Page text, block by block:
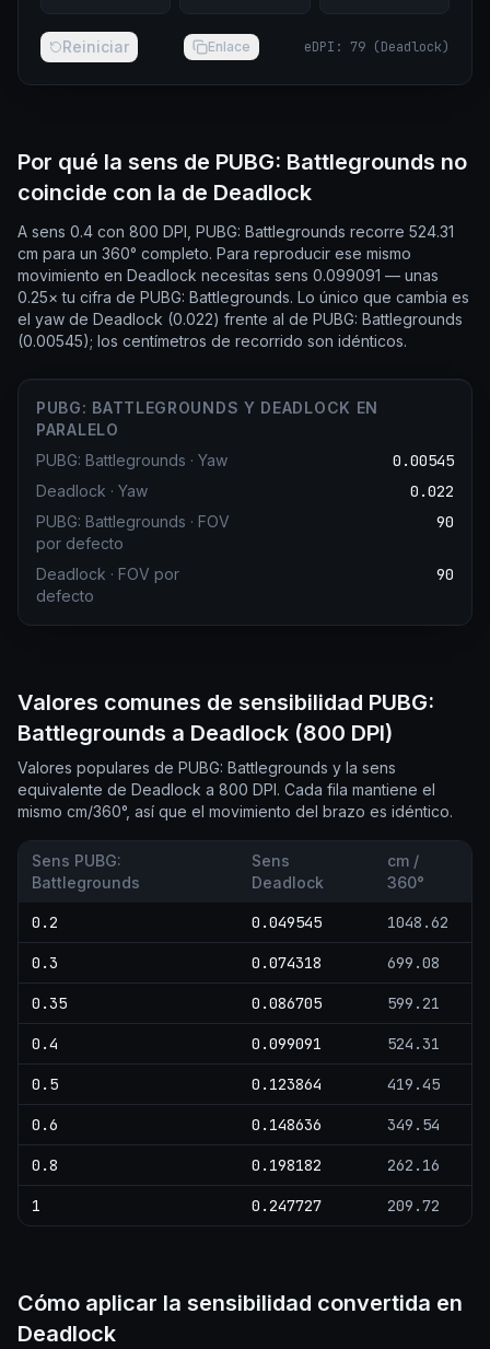
Reiniciar Enlace eDPI : 79 (Deadlock)
Por qué la sens de PUBG: Battlegrounds no
coincide con la de Deadlock
A sens 0.4 con 800 DPI, PUBG: Battlegrounds recorre 524.31
cm para un 360° completo. Para reproducir ese mismo
movimiento en Deadlock necesitas sens 0.099091 — unas
0.25× tu cifra de PUBG: Battlegrounds. Lo único que cambia es
el yaw de Deadlock (0.022) frente al de PUBG: Battlegrounds
(0.00545); los centímetros de recorrido son idénticos.
PUBG: BATTLEGROUNDS Y DEADLOCK EN
PARALELO
PUBG: Battlegrounds · Yaw 0.00545
Deadlock · Yaw 0.022
PUBG: Battlegrounds · FOV
por defecto
90
Deadlock · FOV por
defecto
90
Valores comunes de sensibilidad PUBG:
Battlegrounds a Deadlock (800 DPI)
Valores populares de PUBG: Battlegrounds y la sens
equivalente de Deadlock a 800 DPI. Cada fila mantiene el
mismo cm/360°, así que el movimiento del brazo es idéntico.
Sens PUBG:
Battlegrounds
Sens
Deadlock
cm /
360°
0.2 0.049545 1048.62
0.3 0.074318 699.08
0.35 0.086705 599.21
0.4 0.099091 524.31
0.5 0.123864 419.45
0.6 0.148636 349.54
0.8 0.198182 262.16
1 0.247727 209.72
Cómo aplicar la sensibilidad convertida en
Deadlock